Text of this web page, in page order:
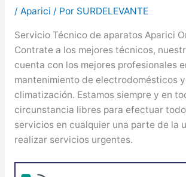
/ Aparici / Por SURDELEVANTE
Servicio Técnico de aparatos Aparici
Contrate a los mejores técnicos,
cuenta con los mejores profesionales
mantenimiento de electrodomésticos
climatización. Estamos siempre y en
circunstancia libres para efectuar
servicios en cualquier una parte de la
realizar servicios urgentes.